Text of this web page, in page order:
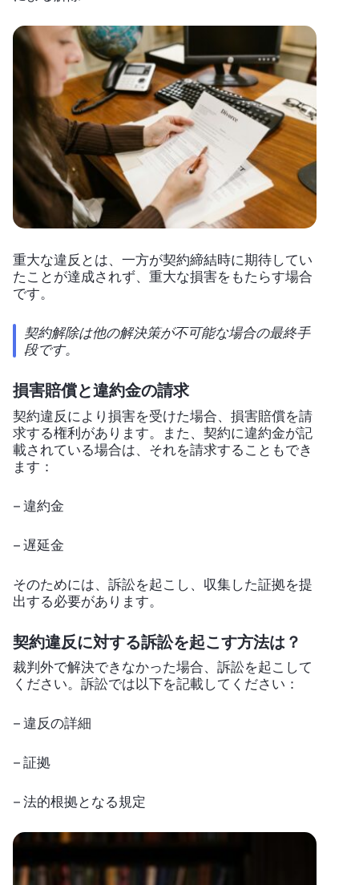
重大な違反とは、一方が契約締結時に期待してい
たことが達成されず、重大な損害をもたらす場合
です。
契約解除は他の解決策が不可能な場合の最終手
段です。
損害賠償と違約金の請求
契約違反により損害を受けた場合、損害賠償を請
求する権利があります。また、契約に違約金が記
載されている場合は、それを請求することもでき
ます：
– 違約金
– 遅延金
そのためには、訴訟を起こし、収集した証拠を提
出する必要があります。
契約違反に対する訴訟を起こす方法は？
裁判外で解決できなかった場合、訴訟を起こして
ください。訴訟では以下を記載してください：
– 違反の詳細
– 証拠
– 法的根拠となる規定